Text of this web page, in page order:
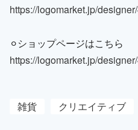
https://logomarket.jp/
⚪︎ショップページはこちら
https://logomarket.jp/
雑貨 クリエイティブ